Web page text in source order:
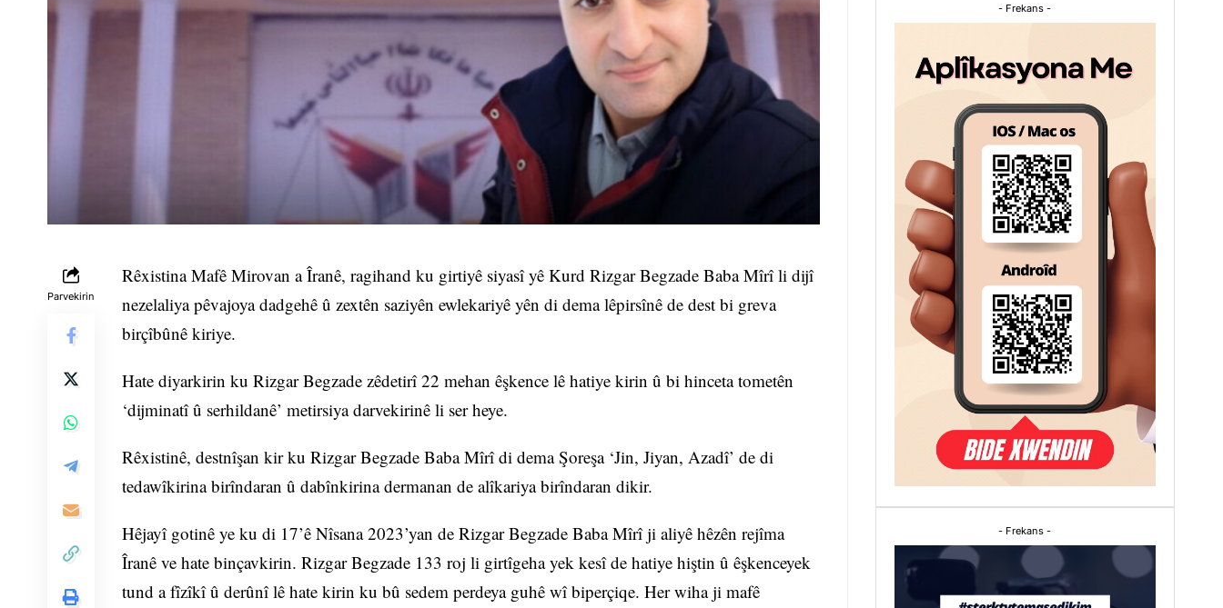
Parvekirin
Rêxistina Mafê Mirovan a Îranê, ragihand ku girtiyê siyasî yê Kurd Rizgar Begzade Baba Mîrî li dijî
nezelaliya pêvajoya dadgehê û zextên saziyên ewlekariyê yên di dema lêpirsînê de dest bi greva
birçîbûnê kiriye.
Hate diyarkirin ku Rizgar Begzade zêdetirî 22 mehan êşkence lê hatiye kirin û bi hinceta tometên
‘dijminatî û serhildanê’ metirsiya darvekirinê li ser heye.
Rêxistinê, destnîşan kir ku Rizgar Begzade Baba Mîrî di dema Şoreşa ‘Jin, Jiyan, Azadî’ de di
tedawîkirina birîndaran û dabînkirina dermanan de alîkariya birîndaran dikir.
Hêjayî gotinê ye ku di 17’ê Nîsana 2023’yan de Rizgar Begzade Baba Mîrî ji aliyê hêzên rejîma
Îranê ve hate binçavkirin. Rizgar Begzade 133 roj li girtîgeha yek kesî de hatiye hiştin û êşkenceyek
tund a fîzîkî û derûnî lê hate kirin ku bû sedem perdeya guhê wî biperçiqe. Her wiha ji mafê
- Frekans -
- Frekans -